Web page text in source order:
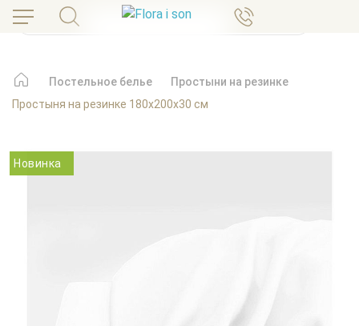
Постельное белье
Простыни на резинке
Простыня на резинке 180х200х30 см
Новинка